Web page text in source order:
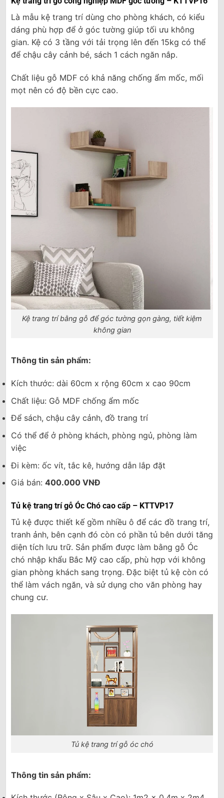
Là mẫu kệ trang trí dùng cho phòng khách, có kiểu
dáng phù hợp để ở góc tường giúp tối ưu không
gian. Kệ có 3 tầng với tải trọng lên đến 15kg có thể
để chậu cây cảnh bé, sách 1 cách ngăn nắp.
Chất liệu gỗ MDF có khả năng chống ẩm mốc, mối
mọt nên có độ bền cực cao.
Kệ trang trí bằng gỗ để góc tường gọn gàng, tiết kiệm
không gian
Thông tin sản phẩm:
Kích thước: dài 60cm x rộng 60cm x cao 90cm
Chất liệu: Gỗ MDF chống ẩm mốc
Để sách, chậu cây cảnh, đồ trang trí
Có thể để ở phòng khách, phòng ngủ, phòng làm
việc
Đi kèm: ốc vít, tắc kê, hướng dẫn lắp đặt
Giá bán: 400.000 VNĐ
Tủ kệ trang trí gỗ Óc Chó cao cấp – KTTVP17
Tủ kệ được thiết kế gồm nhiều ô để các đồ trang trí,
tranh ảnh, bên cạnh đó còn có phần tủ bên dưới tăng
diện tích lưu trữ. Sản phẩm được làm bằng gỗ Óc
chó nhập khẩu Bắc Mỹ cao cấp, phù hợp với không
gian phòng khách sang trọng. Đặc biệt tủ kệ còn có
thể làm vách ngăn, và sử dụng cho văn phòng hay
chung cư.
Tủ kệ trang trí gỗ óc chó
Thông tin sản phẩm: